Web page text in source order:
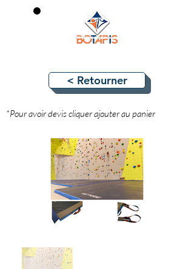
< Retourner
*Pour avoir devis cliquer ajouter au panier